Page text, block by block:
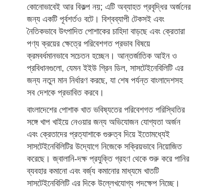
কোনোভাবেই আর বিকল্প নয়; এটি অব্যাহত প্রবৃদ্ধির অর্জনের
জন্য একটি পূর্বশর্তও বটে। বিশ্বব্যাপী টেকসই এবং
নৈতিকভাবে উৎপাদিত পোশাকের চাহিদা বাড়ছে এবং ক্রেতারা
পণ্য ক্রয়ের ক্ষেত্রে পরিবেশগত প্রভাব বিষয়ে
ক্রমবর্ধমানভাবে সচেতন হচ্ছেন। আন্তর্জাতিক আইন ও
প্রবিধানগুলো, যেমন ইইউ গ্রিন ডিল, সাসটেইনেবিলিটি এর
জন্য নতুন মান নির্ধারণ করছে, যা শেষ পর্যন্ত বাংলাদেশসহ
সব দেশকে প্রভাবিত করবে।
বাংলাদেশের পোশাক খাত ভবিষ্যতের পরিবেশগত পরিস্থিতির
সঙ্গে খাপ খাইয়ে নেওয়ার জন্য অভিযোজন যোগ্যতা অর্জন
এবং ক্রেতাদের প্রত্যাশাকে গুরুত্ব দিয়ে ইতোমধ্যেই
সাসটেইনেবিলিটির উদ্যোগে নিজেকে সক্রিয়ভাবে নিয়োজিত
করেছে। জ্বালানি-দক্ষ প্রযুক্তি গ্রহণ থেকে শুরু করে পানির
ব্যবহার কমানো এবং বর্জ্য কমানোর মাধ্যমে খাতটি
সাসটেইনেবিলিটি এর দিকে উল্লেখযোগ্য পদক্ষেপ নিচ্ছে।